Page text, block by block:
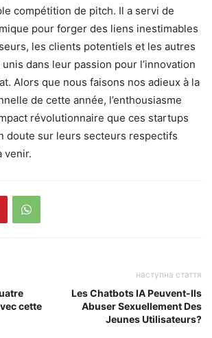
compétition de pitch. Il a servi de
pour forger des liens inestimables
les clients potentiels et les autres
dans leur passion pour l’innovation
Alors que nous faisons nos adieux à la
de cette année, l’enthousiasme
révolutionnaire que ces startups
doute sur leurs secteurs respectifs
venir.
cette
наступна стаття
Les Chatbots IA Peuvent-Ils
Abuser Sexuellement Des
Jeunes Utilisateurs?